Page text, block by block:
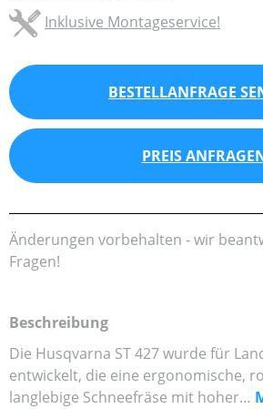
Inklusive Montageservice!
BESTELLANFRAGE
PREIS
Änderungen vorbehalten - wir
Fragen!
Beschreibung
Die Husqvarna ST 427 wurde für
entwickelt, die eine ergonomische,
langlebige Schneefräse mit hoher…